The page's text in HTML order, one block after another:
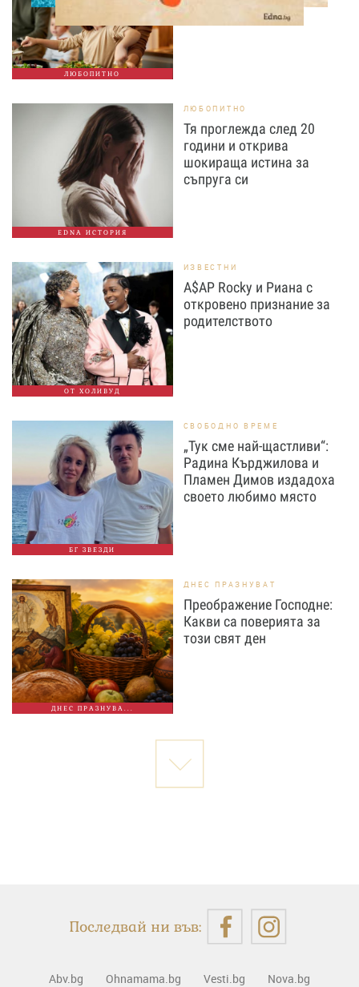
ЛЮБОПИТНО
сложната рецепта
EDNA ИСТОРИЯ
ЛЮБОПИТНО
Тя проглежда след 20
години и открива
шокираща истина за
съпруга си
ОТ ХОЛИВУД
ИЗВЕСТНИ
A$AP Rocky и Риана с
откровено признание за
родителството
БГ ЗВЕЗДИ
СВОБОДНО ВРЕМЕ
„Тук сме най-щастливи“:
Радина Кърджилова и
Пламен Димов издадоха
своето любимо място
ДНЕС ПРАЗНУВА...
ДНЕС ПРАЗНУВАТ
Преображение Господне:
Какви са поверията за
този свят ден
Последвай ни във:
Abv.bg Ohnamama.bg Vesti.bg Nova.bg